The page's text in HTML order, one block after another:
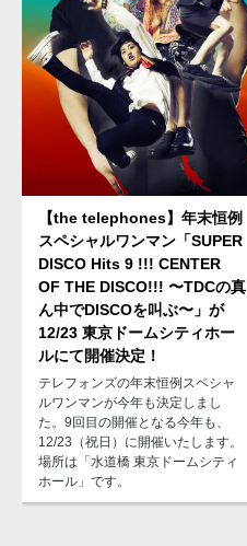
【the telephones】年末恒例
スペシャルワンマン「SUPER
DISCO Hits 9 !!! CENTER
OF THE DISCO!!! 〜TDCの真
ん中でDISCOを叫ぶ〜」が
12/23 東京ドームシティホー
ルにて開催決定！
テレフォンズの年末恒例スペシャ
ルワンマンが今年も決定しまし
た。9回目の開催となる今年も、
12/23（祝日）に開催いたします。
場所は「水道橋 東京ドームシティ
ホール」です。